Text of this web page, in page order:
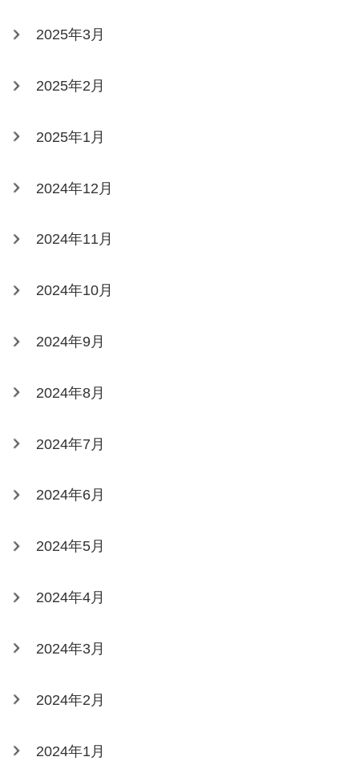
2025年3月
2025年2月
2025年1月
2024年12月
2024年11月
2024年10月
2024年9月
2024年8月
2024年7月
2024年6月
2024年5月
2024年4月
2024年3月
2024年2月
2024年1月